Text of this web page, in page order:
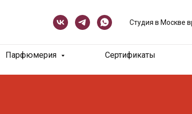
Студия в Москве
Парфюмерия Сертификаты